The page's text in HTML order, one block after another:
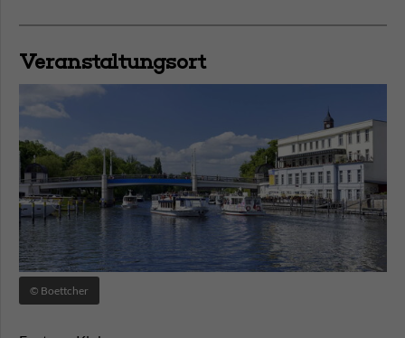
Veranstaltungsort
© Boettcher